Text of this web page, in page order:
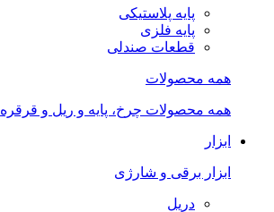
پایه پلاستیکی
پایه فلزی
قطعات صندلی
همه محصولات
همه محصولات چرخ، پایه و ریل و قرقره
ابزار
ابزار برقی و شارژی
دریل